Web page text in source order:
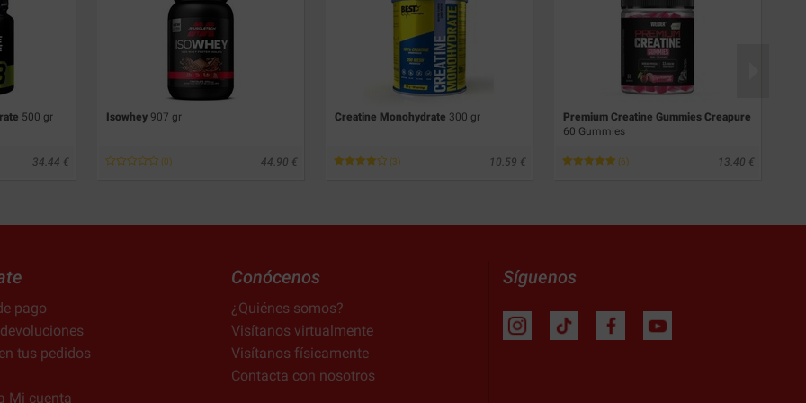
500 gr
34.44
Isowhey 907 gr
(0) 44.90
Creatine Monohydrate 300 gr
(3) 10.59
Premium Creatine Gummies Creapure
60 Gummies
(6) 13.40
pago
tus pedidos
Mi cuenta
Conócenos
¿Quiénes somos?
Visítanos virtualmente
Visítanos físicamente
Contacta con nosotros
Síguenos